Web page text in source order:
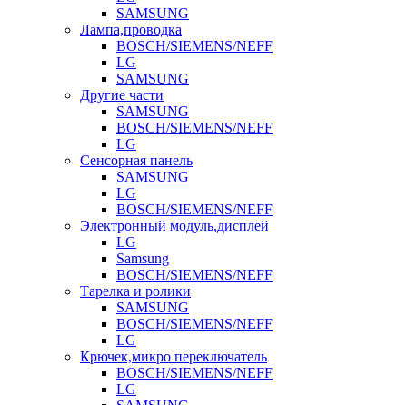
SAMSUNG
Лампа,проводка
BOSCH/SIEMENS/NEFF
LG
SAMSUNG
Другие части
SAMSUNG
BOSCH/SIEMENS/NEFF
LG
Сенсорная панель
SAMSUNG
LG
BOSCH/SIEMENS/NEFF
Электронный модуль,дисплей
LG
Samsung
BOSCH/SIEMENS/NEFF
Тарелка и ролики
SAMSUNG
BOSCH/SIEMENS/NEFF
LG
Крючек,микро переключатель
BOSCH/SIEMENS/NEFF
LG